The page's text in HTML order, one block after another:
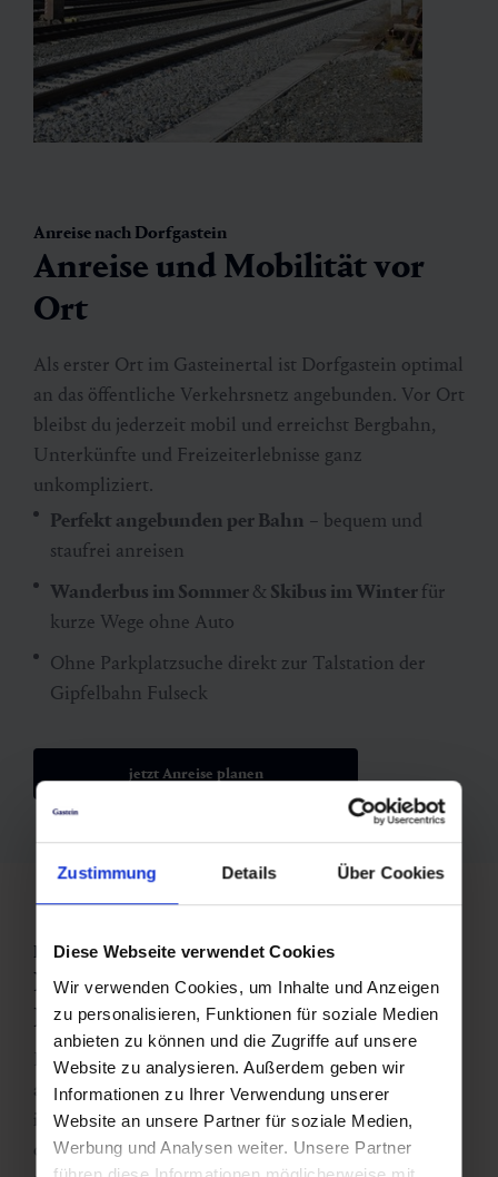
Zustimmung Details Über Cookies
Diese Webseite verwendet Cookies
Wir verwenden Cookies, um Inhalte und Anzeigen
zu personalisieren, Funktionen für soziale Medien
anbieten zu können und die Zugriffe auf unsere
Website zu analysieren. Außerdem geben wir
Informationen zu Ihrer Verwendung unserer
Website an unsere Partner für soziale Medien,
Werbung und Analysen weiter. Unsere Partner
Anreise nach Dorfgastein
Anreise und Mobilität vor
Ort
Als erster Ort im Gasteinertal ist Dorfgastein optimal
an das öffentliche Verkehrsnetz angebunden. Vor Ort
bleibst du jederzeit mobil und erreichst Bergbahn,
Unterkünfte und Freizeiterlebnisse ganz
unkompliziert.
Perfekt angebunden per Bahn – bequem und
staufrei anreisen
Wanderbus im Sommer& Skibus im Winterfür
kurze Wege ohne Auto
Ohne Parkplatzsuche direkt zur Talstation der
Gipfelbahn Fulseck
jetzt Anreise planen
Im Sinne der Umwelt
Nachhaltigkeit bei den
Dorfgasteiner Bergbahnen
Die Dorfgasteiner Bergbahnen legen großen Wert
auf Umweltschutz. Mit nachhaltigen Maßnahmen
in Betrieb und Infrastruktursorgen sie dafür, dass
du die Bergwelt genießen kannst und die Natur